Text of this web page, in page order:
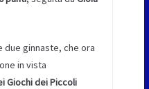
due ginnaste, che ora
in vista
Giochi dei Piccoli